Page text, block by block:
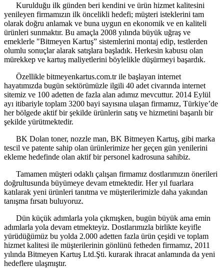
Kurulduğu ilk günden beri kendini ve ürün hizmet kalitesini
yenileyen firmamızın ilk öncelikli hedefi; müşteri isteklerini tam
olarak doğru anlamak ve buna uygun en ekonomik ve en kaliteli
ürünleri sunmaktır. Bu amaçla 2008 yılında büyük uğraş ve
emeklerle "Bitmeyen Kartuş” sistemlerini montaj edip, testlerden
olumlu sonuçlar alarak satışlara başladık. Herkesin kabusu olan
mürekkep ve kartuş maliyetlerini böylelikle düşürmeyi başardık.
Özellikle bitmeyenkartus.com.tr ile başlayan internet
hayatımızda bugün sektörümüzle ilgili 40 adet civarında internet
sitemiz ve 100 adetten de fazla alan adımız mevcuttur. 2014 Eylül
ayı itibariyle toplam 3200 bayi sayısına ulaşan firmamız, Türkiye’de
her bölgede aktif bir şekilde ürünlerin satış ve hizmetini başarılı bir
şekilde yürütmektedir.
BK Dolan toner, nozzle man, BK Bitmeyen Kartuş, gibi marka
tescil ve patente sahip olan ürünlerimize her geçen gün yenilerini
ekleme hedefinde olan aktif bir personel kadrosuna sahibiz.
Tamamen müşteri odaklı çalışan firmamız dostlarımızın önerileri
doğrultusunda büyümeye devam etmektedir. Her yıl fuarlara
katılarak yeni ürünleri tanıtma ve müşterilerimizle daha yakından
tanışma fırsatı buluyoruz.
Dün küçük adımlarla yola çıkmışken, bugün büyük ama emin
adımlarla yola devam etmekteyiz. Dostlarımızla birlikte keyifle
yürüdüğümüz bu yolda 2.000 adetten fazla ürün çeşidi ve toplam
hizmet kalitesi ile müşterilerinin gönlünü fetheden firmamız, 2011
yılında Bitmeyen Kartuş Ltd.Şti. kurarak ihracat anlamında da yeni
hedeflere ulaşmıştır.